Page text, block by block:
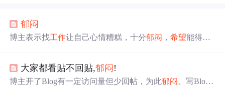
郁闷
博主表示找工作让自己心情糟糕，十分郁闷 ，希望能得到
大家都看贴不回贴,郁闷!
博主开了Blog有一定访问量但少回帖，为此郁闷 。写Blog